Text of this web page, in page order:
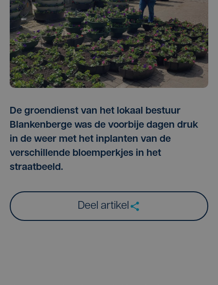
De groendienst van het lokaal bestuur
Blankenberge was de voorbije dagen druk
in de weer met het inplanten van de
verschillende bloemperkjes in het
straatbeeld.
Deel artikel